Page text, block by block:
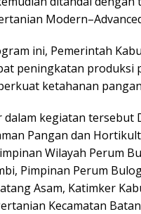
ini, Pemerintah
peningkatan produksi
ketahanan
kegiatan tersebut
Pangan dan
Wilayah Perum
Pimpinan Perum
Asam, Katimker
Kecamatan